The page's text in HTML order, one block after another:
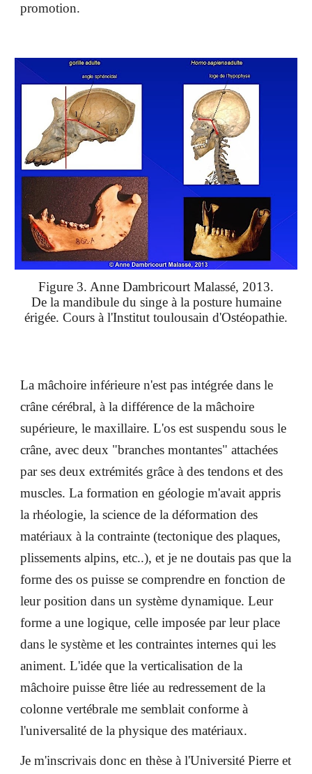
promotion.
Figure 3. Anne Dambricourt Malassé, 2013.
De la mandibule du singe à la posture humaine
érigée. Cours à l'Institut toulousain d'Ostéopathie.
La mâchoire inférieure n'est pas intégrée dans le
crâne cérébral, à la différence de la mâchoire
supérieure, le maxillaire. L'os est suspendu sous le
crâne, avec deux "branches montantes" attachées
par ses deux extrémités grâce à des tendons et des
muscles. La formation en géologie m'avait appris
la rhéologie, la science de la déformation des
matériaux à la contrainte (tectonique des plaques,
plissements alpins, etc..), et je ne doutais pas que la
forme des os puisse se comprendre en fonction de
leur position dans un système dynamique. Leur
forme a une logique, celle imposée par leur place
dans le système et les contraintes internes qui les
animent. L'idée que la verticalisation de la
mâchoire puisse être liée au redressement de la
colonne vertébrale me semblait conforme à
l'universalité de la physique des matériaux.
Je m'inscrivais donc en thèse à l'Université Pierre et